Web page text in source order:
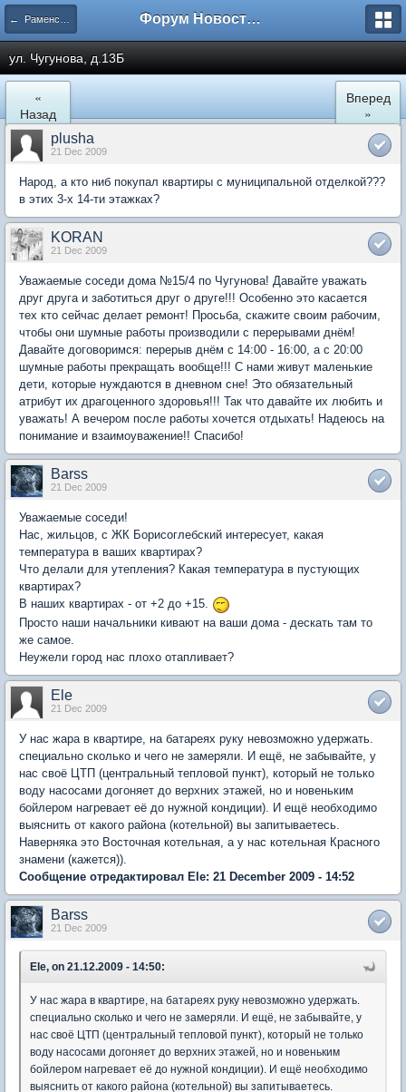
← Раменское Форум Новостройки
ул. Чугунова, д.13Б
«
Назад
Вперед
»
plusha
21 Dec 2009
Народ, а кто ниб покупал квартиры с муниципальной отделкой???
в этих 3-х 14-ти этажках?
KORAN
21 Dec 2009
Уважаемые соседи дома №15/4 по Чугунова! Давайте уважать
друг друга и заботиться друг о друге!!! Особенно это касается
тех кто сейчас делает ремонт! Просьба, скажите своим рабочим,
чтобы они шумные работы производили с перерывами днём!
Давайте договоримся: перерыв днём с 14:00 - 16:00, а с 20:00
шумные работы прекращать вообще!!! С нами живут маленькие
дети, которые нуждаются в дневном сне! Это обязательный
атрибут их драгоценного здоровья!!! Так что давайте их любить и
уважать! А вечером после работы хочется отдыхать! Надеюсь на
понимание и взаимоуважение!! Спасибо!
Barss
21 Dec 2009
Уважаемые соседи!
Нас, жильцов, с ЖК Борисоглебский интересует, какая
температура в ваших квартирах?
Что делали для утепления? Какая температура в пустующих
квартирах?
В наших квартирах - от +2 до +15.
Просто наши начальники кивают на ваши дома - дескать там то
же самое.
Неужели город нас плохо отапливает?
Ele
21 Dec 2009
У нас жара в квартире, на батареях руку невозможно удержать.
специально сколько и чего не замеряли. И ещё, не забывайте, у
нас своё ЦТП (центральный тепловой пункт), который не только
воду насосами догоняет до верхних этажей, но и новеньким
бойлером нагревает её до нужной кондиции). И ещё необходимо
выяснить от какого района (котельной) вы запитываетесь.
Наверняка это Восточная котельная, а у нас котельная Красного
знамени (кажется)).
Сообщение отредактировал Ele: 21 December 2009 - 14:52
Barss
21 Dec 2009
Ele, on 21.12.2009 - 14:50:
У нас жара в квартире, на батареях руку невозможно удержать.
специально сколько и чего не замеряли. И ещё, не забывайте, у
нас своё ЦТП (центральный тепловой пункт), который не только
воду насосами догоняет до верхних этажей, но и новеньким
бойлером нагревает её до нужной кондиции). И ещё необходимо
выяснить от какого района (котельной) вы запитываетесь.